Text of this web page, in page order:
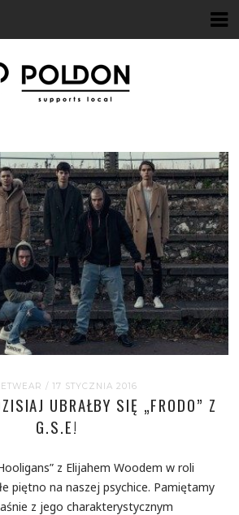
/ 17 STYCZNIA 2016
UBRAŁBY SIĘ „FRODO” Z
G.S.E!
z Elijahem Woodem w roli
piętno na naszej psychice. Pamiętamy
z jego charakterystycznym